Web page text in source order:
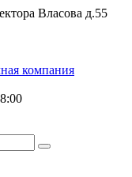
Власова д.55
компания